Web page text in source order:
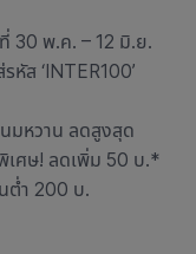
30 พ.ค. – 12 มิ.ย.
ส ‘INTER100’
มหวาน ลดสูงสุด
เศษ! ลดเพิ่ม 50 บ.*
ต่ำ 200 บ.